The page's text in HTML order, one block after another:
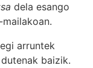
dela esango
mailakoan.
arruntek
baizik.